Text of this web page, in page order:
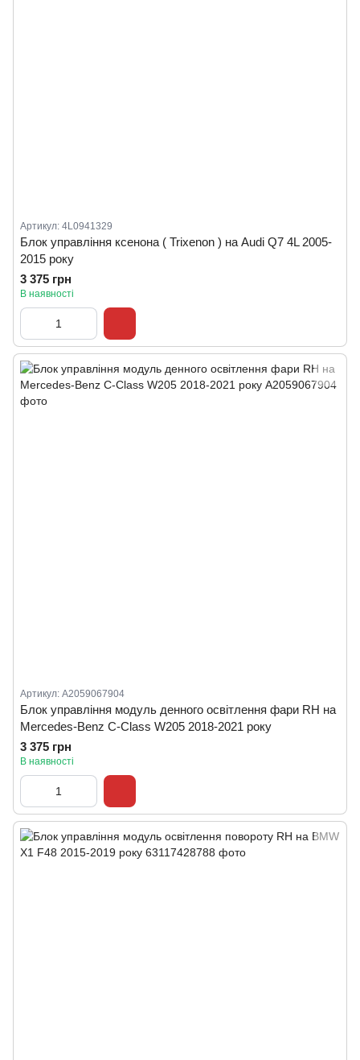
Артикул: 4L0941329
Блок управління ксенона ( Trixenon ) на Audi Q7 4L 2005-
2015 року
3 375 грн
В наявності
Артикул: A2059067904
Блок управління модуль денного освітлення фари RH на
Mercedes-Benz C-Class W205 2018-2021 року
3 375 грн
В наявності